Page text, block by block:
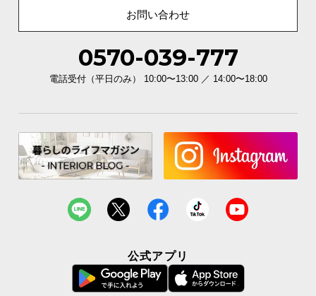
お問い合わせ
0570-039-777
電話受付（平日のみ） 10:00〜13:00 ／ 14:00〜18:00
公式アプリ